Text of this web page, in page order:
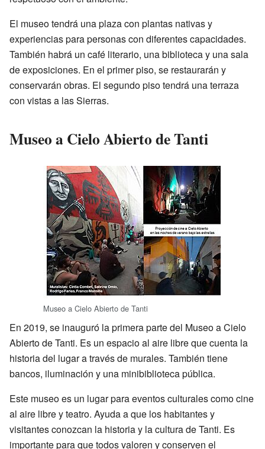
El museo tendrá una plaza con plantas nativas y
experiencias para personas con diferentes capacidades.
También habrá un café literario, una biblioteca y una sala
de exposiciones. En el primer piso, se restaurarán y
conservarán obras. El segundo piso tendrá una terraza
con vistas a las Sierras.
Museo a Cielo Abierto de Tanti
Museo a Cielo Abierto de Tanti
En 2019, se inauguró la primera parte del Museo a Cielo
Abierto de Tanti. Es un espacio al aire libre que cuenta la
historia del lugar a través de murales. También tiene
bancos, iluminación y una minibiblioteca pública.
Este museo es un lugar para eventos culturales como cine
al aire libre y teatro. Ayuda a que los habitantes y
visitantes conozcan la historia y la cultura de Tanti. Es
importante para que todos valoren y conserven el